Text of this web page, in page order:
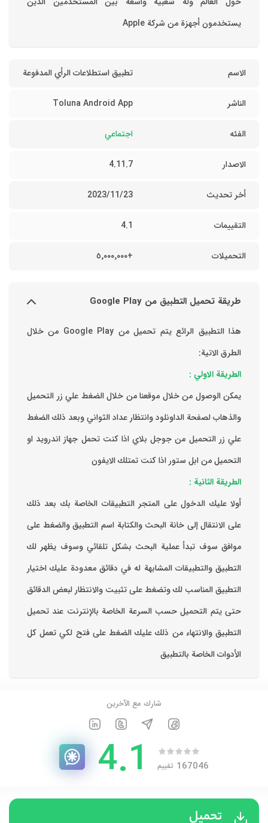
استطلاعات الرأي المدفوعة
Toluna Android
هذا التطبيق الرائع يتم تحميل من Google Play من خلال
الضغط علي زر التحميل
الثواني وبعد ذلك الضغط
كنت تحمل جهاز اندرويد او
الايفون
الخاصة بك ‏بعد ذلك
اسم التطبيق والضغط على
تلقائي وسوف يظهر لك
دقائق معدودة ‏عليك اختيار
والانتظار لبعض الدقائق
بالإنترنت ‏عند تحميل
على فتح لكي تعمل كل